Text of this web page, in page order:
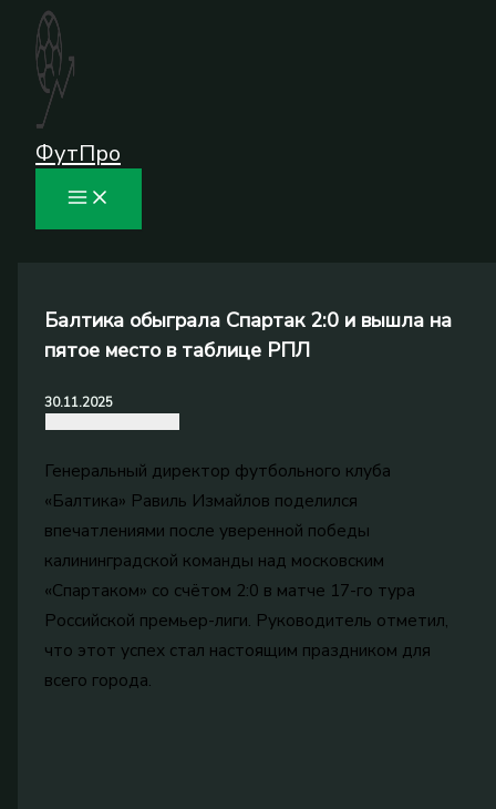
Перейти
содержимому
ФутПро
Балтика обыграла Спартак 2:0 и вышла на
пятое место в таблице РПЛ
30.11.2025
Генеральный директор футбольного клуба
«Балтика» Равиль Измайлов поделился
впечатлениями после уверенной победы
калининградской команды над московским
«Спартаком» со счётом 2:0 в матче 17-го тура
Российской премьер-лиги. Руководитель отметил,
что этот успех стал настоящим праздником для
всего города.